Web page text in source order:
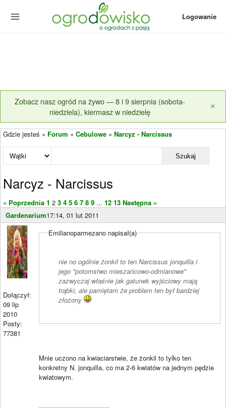
Logowanie
Zobacz nasz ogród na żywo — 8 i 9 sierpnia (sobota-
niedziela), kiermasz w niedzielę
×
Gdzie jesteś » Forum » Cebulowe » Narcyz - Narcissus
Szukaj
Narcyz - Narcissus
« Poprzednia 1 2 3 4 5 6 7 8 9 ... 12 13 Następna »
Gardenarium17:14, 01 lut 2011
Dołączył:
09 lip
2010
Posty:
77381
Emilianoparmezano napisał(a)
nie no ogólnie żonkil to ten Narcissus jonquilla i
jego "potomstwo mieszańcowo-odmianowe"
zazwyczaj właśnie jak gatunek wyjściowy mają
trąbki, ale pamiętam że problem ten był bardziej
złożony
Mnie uczono na kwiaciarstwie, że żonkil to tylko ten
konkretny N. jonquilla, co ma 2-6 kwiatów na jednym pędzie
kwiatowym.